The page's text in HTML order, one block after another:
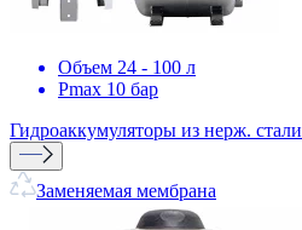
Объем 24 - 100 л
Pmax 10 бар
Гидроаккумуляторы из нерж. стали
Заменяемая мембрана